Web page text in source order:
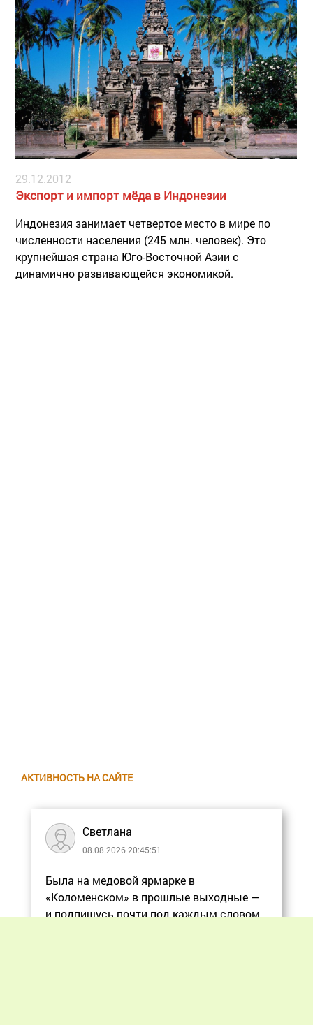
29.12.2012
Экспорт и импорт мёда в Индонезии
Индонезия занимает четвертое место в мире по
численности населения (245 млн. человек). Это
крупнейшая страна Юго-Восточной Азии с
динамично развивающейся экономикой.
АКТИВНОСТЬ НА САЙТЕ
Светлана
08.08.2026 20:45:51
Была на медовой ярмарке в
«Коломенском» в прошлые выходные —
и подпишусь почти под каждым словом